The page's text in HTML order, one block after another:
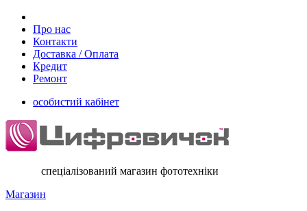
Про нас
Контакти
Доставка / Оплата
Кредит
Ремонт
особистий кабінет
спеціалізований магазин фототехніки
Магазин